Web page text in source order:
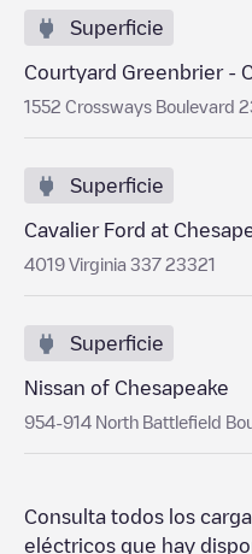
Superficie
Courtyard Greenbrier -
1552 Crossways Boulevard
Superficie
Cavalier Ford at
4019 Virginia 337 23321
Superficie
Nissan of Chesapeake
954-914 North Battlefield
Consulta todos los
eléctricos que hay